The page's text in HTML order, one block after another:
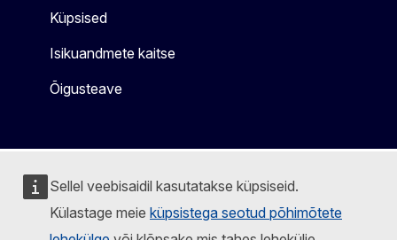
Sellel veebisaidil kasutatakse küpsiseid.
Külastage meie küpsistega seotud põhimõtete
Küpsised
Isikuandmete kaitse
Õigusteave